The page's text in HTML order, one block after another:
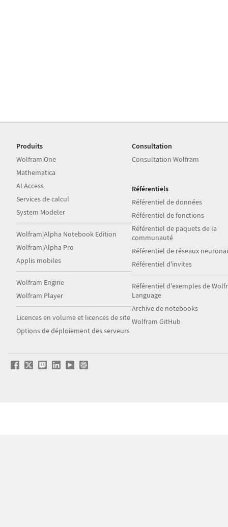
Produits
Wolfram|One
Mathematica
AI Access
Services de calcul
System Modeler
Wolfram|Alpha Notebook Edition
Wolfram|Alpha Pro
Applis mobiles
Wolfram Engine
Wolfram Player
Licences en volume et licences de site
Options de déploiement des serveurs
Consultation
Consultation Wolfram
Référentiels
Référentiel de données
Référentiel de fonctions
Référentiel de paquets de la
communauté
Référentiel de réseaux
Référentiel d'invites
Référentiel d'exemples de
Language
Archive de notebooks
Wolfram GitHub